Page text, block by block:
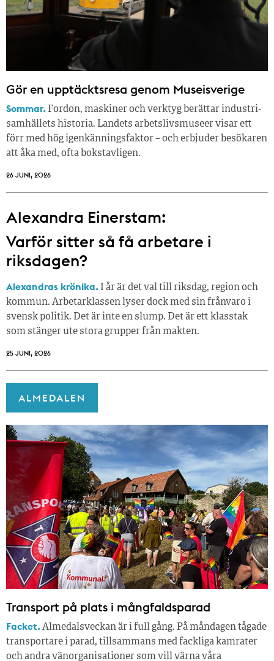
Gör en upptäcktsresa genom Museisverige
Sommar. Fordon, maskiner och verktyg berättar industri­
samhällets historia. Landets arbetslivsmuseer visar ett
förr med hög igenkänningsfaktor – och erbjuder besökaren
att åka med, ofta bokstavligen.
26 JUNI, 2026
Alexandra Einerstam:
Varför sitter så få ­arbetare i
riksdagen?
Alexandras krönika. I år är det val till riksdag, region och
kommun. Arbetarklassen lyser dock med sin frånvaro i
svensk politik. Det är inte en slump. Det är ett klasstak
som stänger ute stora grupper från makt­en.
25 JUNI, 2026
ALMEDALEN
Transport på plats i mångfaldsparad
Facket.Almedalsveckan är i full gång. På måndagen tågade
transportare i parad, tillsammans med fackliga kamrater
och andra vänorganisationer som vill värna våra